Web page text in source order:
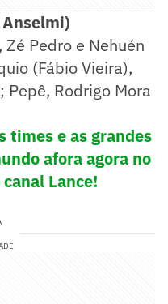
Anselmi)
Pedro e Nehuén
(Fábio Vieira),
Pepê, Rodrigo Mora
times e as grandes
afora agora no
Lance!